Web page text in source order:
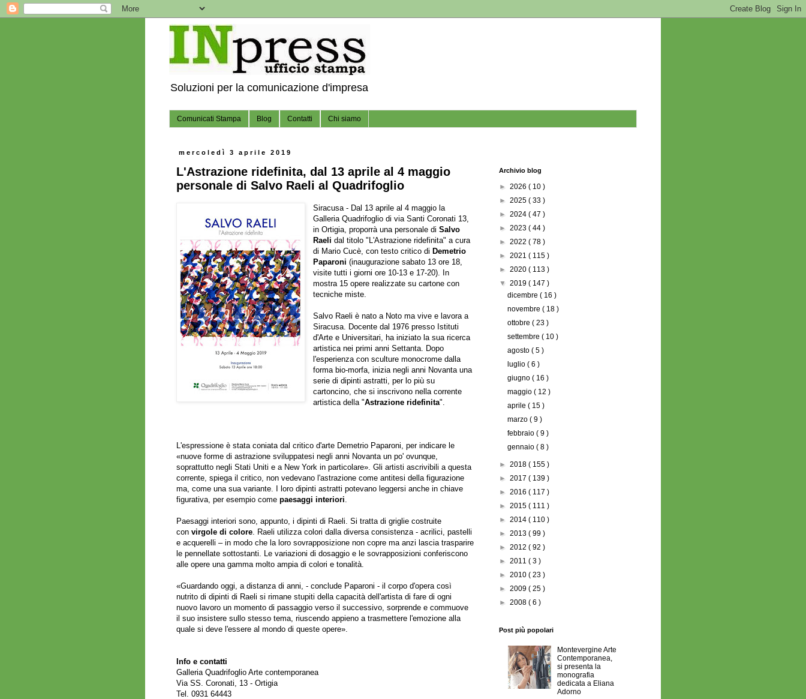
Soluzioni per la comunicazione d'impresa
Comunicati Stampa Blog Contatti Chi siamo
mercoledì 3 aprile 2019
L'Astrazione ridefinita, dal 13 aprile al 4 maggio
personale di Salvo Raeli al Quadrifoglio
Siracusa - Dal 13 aprile al 4 maggio la
Galleria Quadrifoglio di via Santi Coronati 13,
in Ortigia, proporrà una personale diSalvo
Raeli dal titolo "L'Astrazione ridefinita" a cura
di Mario Cucè, con testo critico diDemetrio
Paparoni (inaugurazione sabato 13 ore 18,
visite tutti i giorni ore 10-13 e 17-20). In
mostra 15 opere realizzate su cartone con
tecniche miste.
Salvo Raeli è nato a Noto ma vive e lavora a
Siracusa. Docente dal 1976 presso Istituti
d'Arte e Universitari, ha iniziato la sua ricerca
artistica nei primi anni Settanta. Dopo
l'esperienza con sculture monocrome dalla
forma bio-morfa, inizia negli anni Novanta una
serie di dipinti astratti, per lo più su
cartoncino, che si inscrivono nella corrente
artistica della "Astrazione ridefinita".
L'espressione è stata coniata dal critico d'arte Demetrio Paparoni, per indicare le
«nuove forme di astrazione sviluppatesi negli anni Novanta un po' ovunque,
soprattutto negli Stati Uniti e a New York in particolare». Gli artisti ascrivibili a questa
corrente, spiega il critico, non vedevano l'astrazione come antitesi della figurazione
ma, come una sua variante. I loro dipinti astratti potevano leggersi anche in chiave
figurativa, per esempio come paesaggi interiori
Paesaggi interiori sono, appunto, i dipinti di Raeli. Si tratta di griglie costruite
con virgole di colore . Raeli utilizza colori dalla diversa consistenza - acrilici, pastelli
e acquerelli – in modo che la loro sovrapposizione non copre ma anzi lascia trasparire
le pennellate sottostanti. Le variazioni di dosaggio e le sovrapposizioni conferiscono
alle opere una gamma molto ampia di colori e tonalità.
«Guardando oggi, a distanza di anni, - conclude Paparoni - il corpo d'opera così
nutrito di dipinti di Raeli si rimane stupiti della capacità dell'artista di fare di ogni
nuovo lavoro un momento di passaggio verso il successivo, sorprende e commuove
il suo insistere sullo stesso tema, riuscendo appieno a trasmettere l'emozione alla
quale si deve l'essere al mondo di queste opere».
Info e contatti
Galleria Quadrifoglio Arte contemporanea
Via SS. Coronati, 13 - Ortigia
Tel. 0931 64443
Archivio blog
► 2026 ( 10 )
► 2025 ( 33 )
► 2024 ( 47 )
► 2023 ( 44 )
► 2022 ( 78 )
► 2021 ( 115 )
► 2020 ( 113 )
▼ 2019 ( 147 )
dicembre( 16 )
novembre( 18 )
ottobre( 23 )
settembre( 10 )
agosto( 5 )
luglio( 6 )
giugno( 16 )
maggio( 12 )
aprile( 15 )
marzo( 9 )
febbraio( 9 )
gennaio( 8 )
► 2018 ( 155 )
► 2017 ( 139 )
► 2016 ( 117 )
► 2015 ( 111 )
► 2014 ( 110 )
► 2013 ( 99 )
► 2012 ( 92 )
► 2011 ( 3 )
► 2010 ( 23 )
► 2009 ( 25 )
► 2008 ( 6 )
Post più popolari
Montevergine Arte
Contemporanea,
si presenta la
monografia
dedicata a Eliana
Adorno